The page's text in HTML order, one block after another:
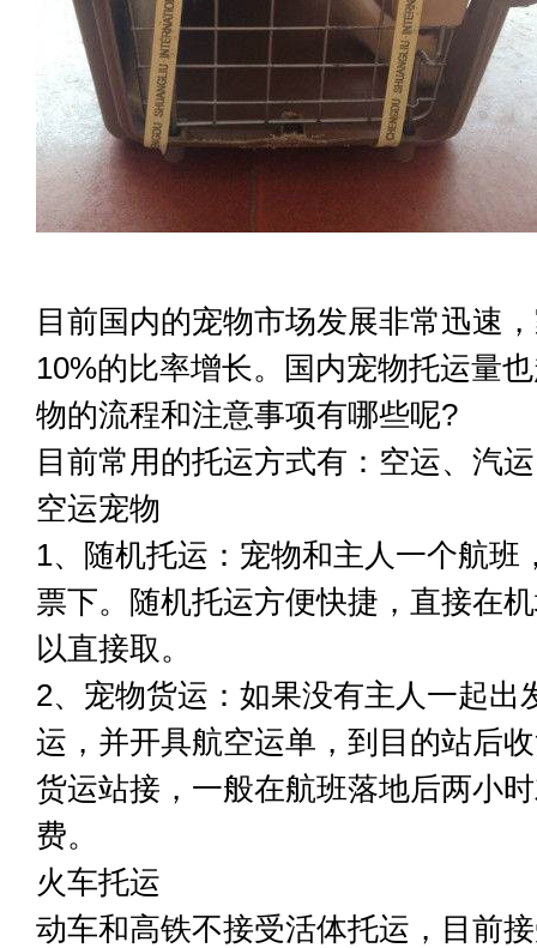
目前国内的宠物市场发展非常迅速
10%的比率增长。国内宠物托运量
物的流程和注意事项有哪些呢?
目前常用的托运方式有：空运、汽
空运宠物
1、随机托运：宠物和主人一个航班
票下。随机托运方便快捷，直接在
以直接取。
2、宠物货运：如果没有主人一起出
运，并开具航空运单，到目的站后
货运站接，一般在航班落地后两小
费。
火车托运
动车和高铁不接受活体托运，目前